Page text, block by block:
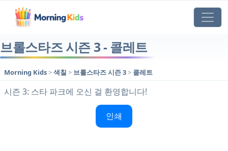
브롤스타즈 시즌 3 - 콜레트
Morning Kids>색칠 > 브롤스타즈 시즌 3> 콜레트
시즌 3: 스타 파크에 오신 걸 환영합니다!
인쇄